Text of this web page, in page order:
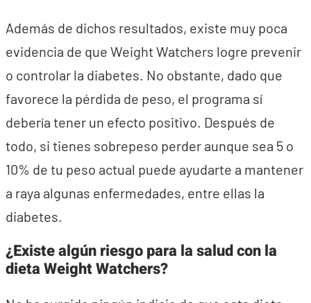
Además de dichos resultados, existe muy poca
evidencia de que Weight Watchers logre prevenir
o controlar la diabetes. No obstante, dado que
favorece la pérdida de peso, el programa sí
debería tener un efecto positivo. Después de
todo, si tienes sobrepeso perder aunque sea 5 o
10% de tu peso actual puede ayudarte a mantener
a raya algunas enfermedades, entre ellas la
diabetes.
¿Existe algún riesgo para la salud con la
dieta Weight Watchers?